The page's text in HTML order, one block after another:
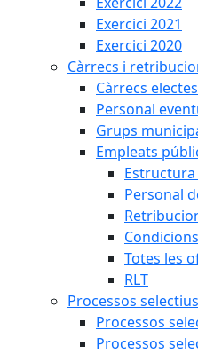
Exercici 2021
Exercici 2020
Càrrecs i
Càrrecs
Personal
Grups
Empleats
Personal
Totes les
RLT
Processos selectius
Processos
Processos